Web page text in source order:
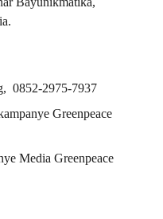
0852-2975-7937
Greenpeace
Media Greenpeace